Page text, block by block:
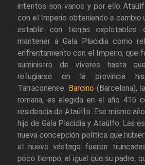
intentos son vanos y por ello
con el Imperio obteniendo a cambio
estable con tierras explotables
mantener a Gala Placidia como
enfrentamiento con el Imperio, que
suministro de víveres hasta
refugiarse en la provincia
Tarraconense. Barcino (Barcelona),
romana, es elegida en el año 415
residencia de Ataúlfo. Ese mismo
hijo de Gala Placidia y Ataúlfo. Las
nueva concepción política que
el nuevo vástago fueron
poco tiempo, al igual que su padre,